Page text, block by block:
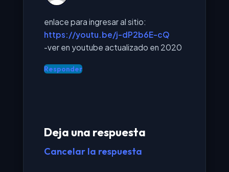
enlace para ingresar al sitio:
https://youtu.be/j-dP2b6E-cQ
-ver en youtube actualizado en 2020
Responder
Deja una respuesta
Cancelar la respuesta